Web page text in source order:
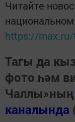
Читайте
https://
Тагы да
фото һәм
Чаллы»ның
каналында